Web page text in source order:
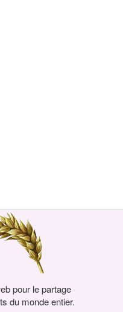
pour le partage
du monde entier.